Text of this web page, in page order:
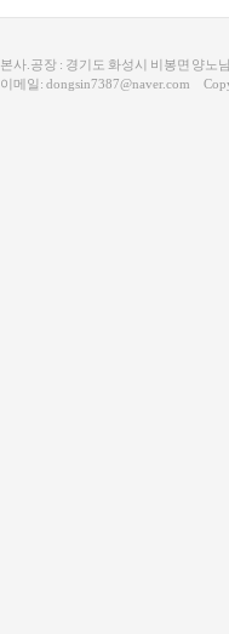
본사.공장 : 경기도 화성시 비봉면 양
이메일: dongsin7387@naver.com